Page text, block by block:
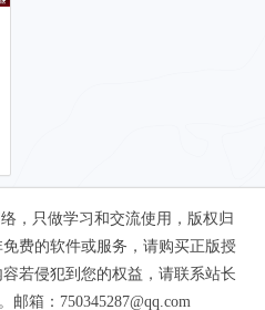
，只做学习和交流使用，版权归
费的软件或服务，请购买正版授
若侵犯到您的权益，请联系站长
邮箱：750345287@qq.com